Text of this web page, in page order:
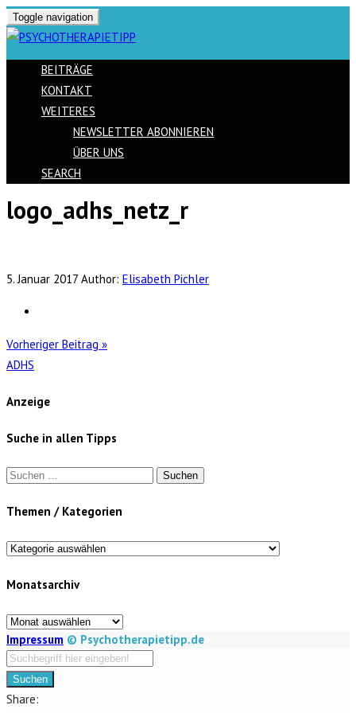
Toggle navigation
BEITRÄGE
KONTAKT
WEITERES
NEWSLETTER ABONNIEREN
ÜBER UNS
SEARCH
Skip
logo_adhs_netz_r
5. Januar 2017 Author: Elisabeth Pichler
Vorheriger Beitrag »
ADHS
Anzeige
Suche in allen Tipps
Suchen
Themen / Kategorien
Themen
Kategorien
Monatsarchiv
Monatsarchiv
Impressum © Psychotherapietipp.de
Suchen
Share: